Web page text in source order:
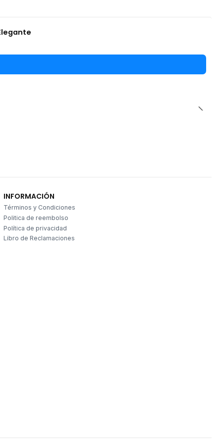
INFORMACIÓN
Términos y Condiciones
Politica de reembolso
Política de privacidad
Libro de Reclamaciones